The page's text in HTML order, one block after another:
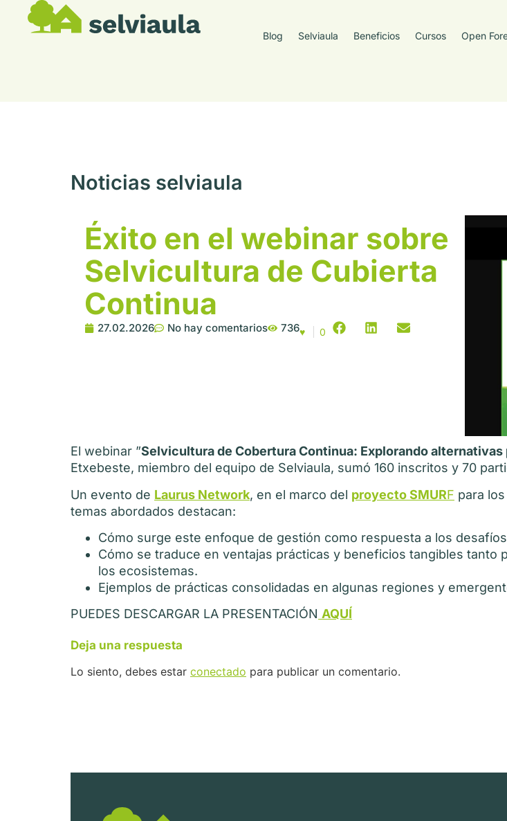
Blog Selviaula Beneficios Cursos Open
Noticias selviaula
Éxito en el webinar sobre
Selvicultura de Cubierta
Continua
27.02.2026 No hay comentarios 736♥ 0
El webinar ”Selvicultura de Cobertura Continua: Explorando alternativas
Etxebeste, miembro del equipo de Selviaula, sumó 160 inscritos y 70
Un evento de Laurus Network, en el marco del proyecto SMURF para
temas abordados destacan:
Cómo surge este enfoque de gestión como respuesta a los
Cómo se traduce en ventajas prácticas y beneficios tangibles
los ecosistemas.
Ejemplos de prácticas consolidadas en algunas regiones y
PUEDES DESCARGAR LA PRESENTACIÓN AQUÍ
Deja una respuesta
Lo siento, debes estar conectado para publicar un comentario.